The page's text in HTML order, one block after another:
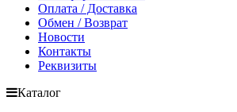
Оплата / Доставка
Обмен / Возврат
Новости
Контакты
Реквизиты
Каталог